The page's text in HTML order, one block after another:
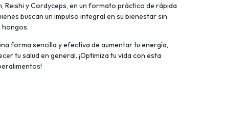
Reishi y Cordyceps, en un formato práctico de rápida
buscan un impulso integral en su bienestar sin
forma sencilla y efectiva de aumentar tu energía,
tu salud en general. ¡Optimiza tu vida con esta